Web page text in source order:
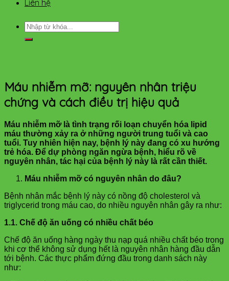
Liên hệ
Máu nhiễm mỡ: nguyên nhân triệu
chứng và cách điều trị hiệu quả
Máu nhiễm mỡ là tình trạng rối loạn chuyển hóa lipid
máu thường xảy ra ở những người trung tuổi và cao
tuổi. Tuy nhiên hiện nay, bệnh lý này đang có xu hướng
trẻ hóa. Để dự phòng ngăn ngừa bệnh, hiểu rõ về
nguyên nhân, tác hại của bệnh lý này là rất cần thiết.
Máu nhiễm mỡ có nguyên nhân do đâu?
Bệnh nhân mắc bệnh lý này có nồng độ cholesterol và
triglycerid trong máu cao, do nhiều nguyên nhân gây ra như:
1.1. Chế độ ăn uống có nhiều chất béo
Chế độ ăn uống hàng ngày thu nạp quá nhiều chất béo trong
khi cơ thể không sử dụng hết là nguyên nhân hàng đầu dẫn
tới bệnh. Các thực phẩm đứng đầu trong danh sách này
như: